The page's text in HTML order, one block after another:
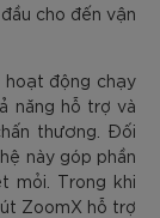
cho đến vận
động chạy
năng hỗ trợ và
thương. Đối
này góp phần
mỏi. Trong khi
ZoomX hỗ trợ